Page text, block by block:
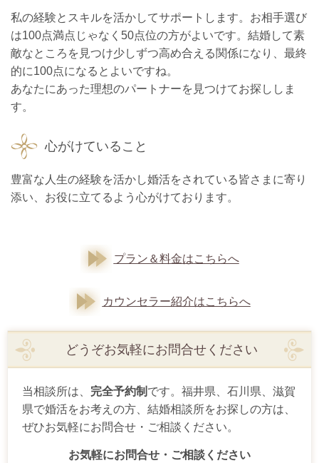
私の経験とスキルを活かしてサポートします。お相手選び
は100点満点じゃなく50点位の方がよいです。結婚して素
敵なところを見つけ少しずつ高め合える関係になり、最終
的に100点になるとよいですね。
あなたにあった理想のパートナーを見つけてお探ししま
す。
心がけていること
豊富な人生の経験を活かし婚活をされている皆さまに寄り
添い、お役に立てるよう心がけております。
プラン＆料金はこちらへ
カウンセラー紹介はこちらへ
どうぞお気軽にお問合せください
当相談所は、 完全予約制 です。福井県、石川県、滋賀
県で婚活をお考えの方、結婚相談所をお探しの方は、
ぜひお気軽にお問合せ・ご相談ください。
お気軽にお問合せ・ご相談ください